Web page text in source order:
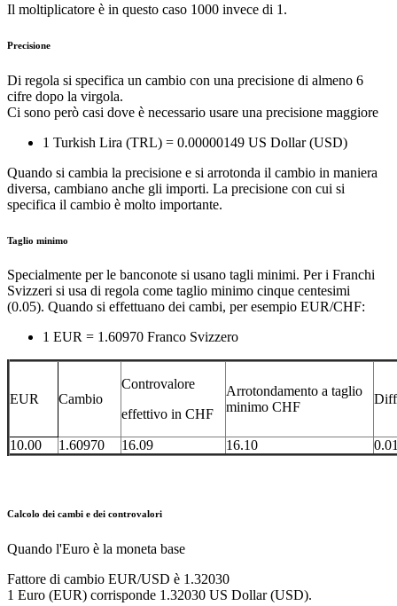
Il moltiplicatore è in questo caso 1000 invece di 1.
Precisione
Di regola si specifica un cambio con una precisione di almeno 6
cifre dopo la virgola.
Ci sono però casi dove è necessario usare una precisione maggiore
1 Turkish Lira (TRL) = 0.00000149 US Dollar (USD)
Quando si cambia la precisione e si arrotonda il cambio in maniera
diversa, cambiano anche gli importi. La precisione con cui si
specifica il cambio è molto importante.
Taglio minimo
Specialmente per le banconote si usano tagli minimi. Per i Franchi
Svizzeri si usa di regola come taglio minimo cinque centesimi
(0.05). Quando si effettuano dei cambi, per esempio EUR/CHF:
1 EUR = 1.60970 Franco Svizzero
EUR Cambio
Controvalore
effettivo in CHF
Arrotondamento a taglio
minimo CHF
10.00 1.60970 16.09 16.10
Calcolo dei cambi e dei controvalori
Quando l'Euro è la moneta base
Fattore di cambio EUR/USD è 1.32030
1 Euro (EUR) corrisponde 1.32030 US Dollar (USD).